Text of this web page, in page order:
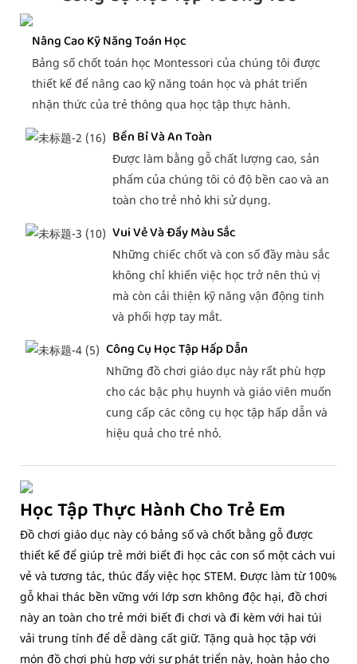
Nâng Cao Kỹ Năng Toán Học
Bảng số chốt toán học Montessori của chúng tôi được
thiết kế để nâng cao kỹ năng toán học và phát triển
nhận thức của trẻ thông qua học tập thực hành.
Bền Bỉ Và An Toàn
Được làm bằng gỗ chất lượng cao, sản
phẩm của chúng tôi có độ bền cao và an
toàn cho trẻ nhỏ khi sử dụng.
Vui Vẻ Và Đầy Màu Sắc
Những chiếc chốt và con số đầy màu sắc
không chỉ khiến việc học trở nên thú vị
mà còn cải thiện kỹ năng vận động tinh
và phối hợp tay mắt.
Công Cụ Học Tập Hấp Dẫn
Những đồ chơi giáo dục này rất phù hợp
cho các bậc phụ huynh và giáo viên muốn
cung cấp các công cụ học tập hấp dẫn và
hiệu quả cho trẻ nhỏ.
Học Tập Thực Hành Cho Trẻ Em
Đồ chơi giáo dục này có bảng số và chốt bằng gỗ được
thiết kế để giúp trẻ mới biết đi học các con số một cách vui
vẻ và tương tác, thúc đẩy việc học STEM. Được làm từ 100%
gỗ khai thác bền vững với lớp sơn không độc hại, đồ chơi
này an toàn cho trẻ mới biết đi chơi và đi kèm với hai túi
vải trung tính để dễ dàng cất giữ. Tặng quà học tập với
món đồ chơi phù hợp với sự phát triển này, hoàn hảo cho